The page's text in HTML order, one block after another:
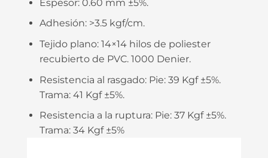
Espesor:0.60 mm ±5%.
Adhesión: >3.5 kgf/cm.
Tejido plano: 14×14 hilos de poliester
recubierto de PVC. 1000 Denier.
Resistencia al rasgado: Pie: 39 Kgf ±5%.
Trama: 41 Kgf ±5%.
Resistencia a la ruptura: Pie: 37 Kgf ±5%.
Trama: 34 Kgf ±5%